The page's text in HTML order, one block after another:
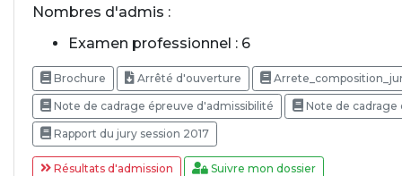
Nombres d'admis :
Examen professionnel : 6
Brochure Arrêté d'ouverture
Note de cadrage épreuve d'admissibilité Note de cadrage
Rapport du jury session 2017
Résultats d'admission Suivre mon dossier